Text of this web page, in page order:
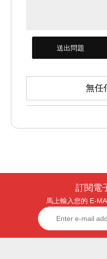
送出問題
無任
訂閱電
馬上輸入您的 E-